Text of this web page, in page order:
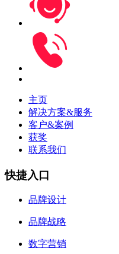
主页
解决方案&服务
客户&案例
获奖
联系我们
快捷入口
品牌设计
品牌战略
数字营销